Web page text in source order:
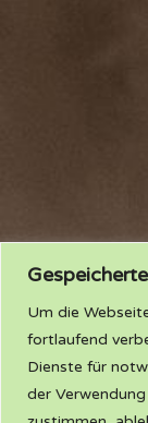
Um die
fortlaufend
Dienste für
der